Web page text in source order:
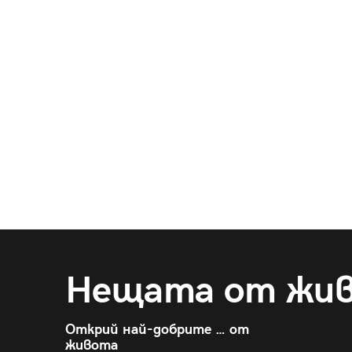
Нещата от
Открий най-добрите … от
живота